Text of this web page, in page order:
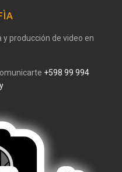
producción de video en
+598 99 994